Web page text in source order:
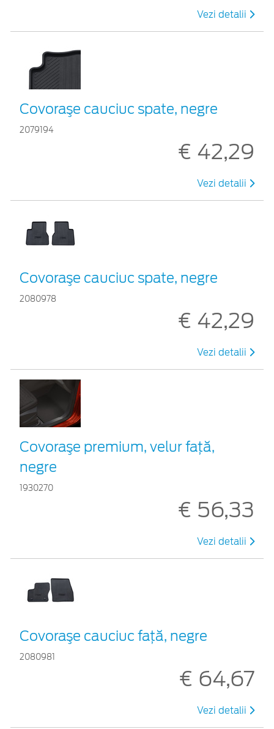
Vezi detalii
Covoraşe cauciuc spate, negre
2079194
€ 42,29
Vezi detalii
Covoraşe cauciuc spate, negre
2080978
€ 42,29
Vezi detalii
Covoraşe premium, velur faţă,
negre
1930270
€ 56,33
Vezi detalii
Covoraşe cauciuc faţă, negre
2080981
€ 64,67
Vezi detalii